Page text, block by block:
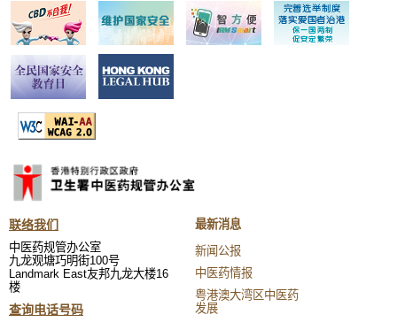
联络我们
中医药规管办公室
九龙观塘巧明街100号
Landmark East友邦九龙大楼16
楼
查询电话号码
最新消息
新闻公报
中医药情报
粤港澳大湾区中医药
发展